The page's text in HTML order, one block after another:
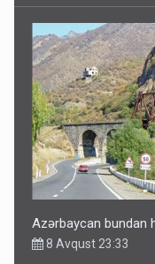
Azərbaycan bundan
8 Avqust 23:33